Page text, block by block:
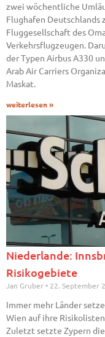
zwei wöchentliche
Flughafen Deutschlands
Fluggesellschaft des
Verkehrsflugzeugen.
der Typen Airbus A330
Arab Air Carriers
Maskat.
weiterlesen »
Niederlande:
Risikogebiete
Jan Gruber 22. September
Immer mehr Länder
Wien auf ihre
Zuletzt setzte Zypern